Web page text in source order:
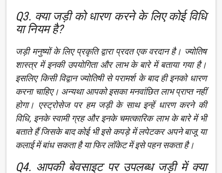
Q3. क्या जड़ी को धारण करने के लिए कोई विधि
या नियम है?
जड़ी मनुष्यों के लिए प्रकृति द्वारा प्रदत एक वरदान है। ज्योतिष
शास्त्र में इनकी उपयोगिता और लाभ के बारे में बताया गया है।
इसलिए किसी विद्वान ज्योतिषी से परामर्श के बाद ही इनको धारण
करना चाहिए। अन्यथा आपको इसका मनवांछित लाभ प्राप्त नहीं
होगा। एस्ट्रोसेज पर हम जड़ी के साथ इन्हें धारण करने की
विधि, इनके स्वामी ग्रह और इनके चमत्कारिक लाभ के बारे में भी
बताते हैं जिसके बाद कोई भी इसे कपड़े में लपेटकर अपने बाजू या
कलाई में बांध सकता है या फिर लॉकेट में इसे पहन सकता है।
Q4. आपकी बेवसाइट पर उपलब्ध जड़ी में क्या